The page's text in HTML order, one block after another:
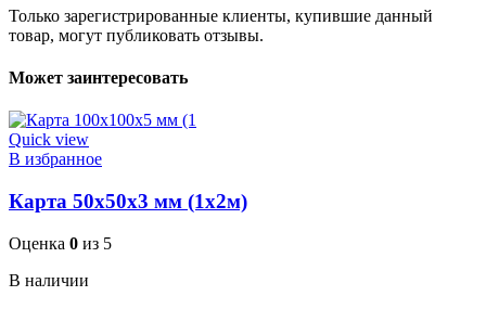
Только зарегистрированные клиенты, купившие данный
товар, могут публиковать отзывы.
Может заинтересовать
Quick view
В избранное
Карта 50х50х3 мм (1х2м)
Оценка 0 из 5
В наличии